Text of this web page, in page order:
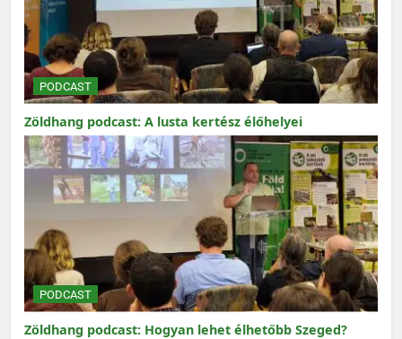
PODCAST
Zöldhang podcast: A lusta kertész élőhelyei
PODCAST
Zöldhang podcast: Hogyan lehet élhetőbb Szeged?